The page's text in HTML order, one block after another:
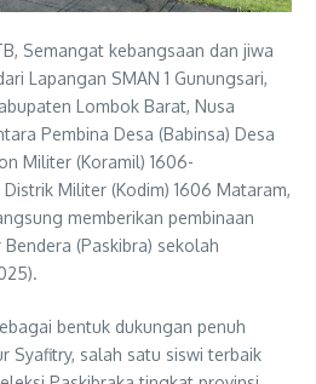
Semangat kebangsaan dan jiwa
Lapangan SMAN 1 Gunungsari,
Lombok Barat, Nusa
Pembina Desa (Babinsa) Desa
Militer (Koramil) 1606-
Militer (Kodim) 1606 Mataram,
memberikan pembinaan
(Paskibra) sekolah
bentuk dukungan penuh
Syafitry, salah satu siswi terbaik